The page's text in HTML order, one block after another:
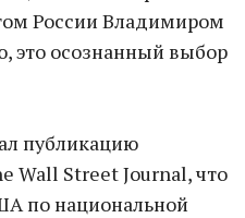
России Владимиром
это осознанный выбор
публикацию
Wall Street Journal, что
по национальной